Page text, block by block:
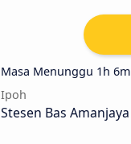
Masa Menunggu 1h 6m
Ipoh
Stesen Bas Amanjaya